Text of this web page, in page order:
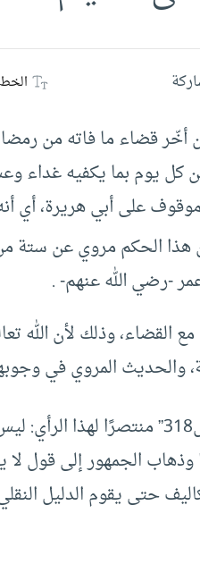
الخط
أخّر قضاء ما فاته من
يوم بما يكفيه غداء
على أبي هريرة، أي
هذا الحكم مروي عن ستة
-رضي الله عنهم- .
القضاء، وذلك لأن الله
والحديث المروي في
الجمهور إلى قول لا
حتى يقوم الدليل